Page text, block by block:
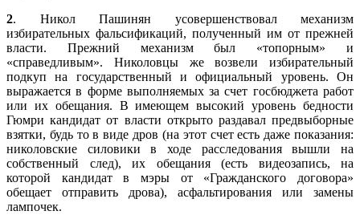
2. Никол Пашинян усовершенствовал механизм
избирательных фальсификаций, полученный им от прежней
власти. Прежний механизм был «топорным» и
«справедливым». Николовцы же возвели избирательный
подкуп на государственный и официальный уровень. Он
выражается в форме выполняемых за счет госбюджета работ
или их обещания. В имеющем высокий уровень бедности
Гюмри кандидат от власти открыто раздавал предвыборные
взятки, будь то в виде дров (на этот счет есть даже показания:
николовские силовики в ходе расследования вышли на
собственный след), их обещания (есть видеозапись, на
которой кандидат в мэры от «Гражданского договора»
обещает отправить дрова), асфальтирования или замены
лампочек.